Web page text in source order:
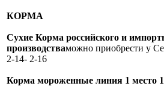
КОРМА
Сухие Корма российского и
производстваможно приобрести у
2-14- 2-16
Корма мороженные линия 1 место